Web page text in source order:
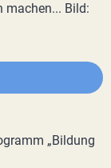
machen... Bild:
„Bildung